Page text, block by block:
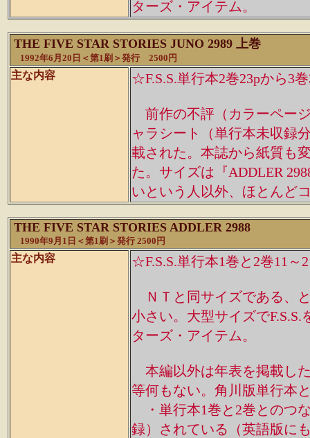
ターズ・アイテム。
THE FIVE STAR STORIES JUNO 2989 上巻
1992年6月20日＜第1刷＞発行 2500円
主な内容 ☆F.S.S.単行本2巻23pから3
前作の不評（カラーペー
ャラシート（単行本未収録
載された。本誌から紙質も
た。サイズは『ADDLER
いという人以外、ほとんど
THE FIVE STAR STORIES ADDLER 2988
1990年9月1日＜第1刷＞発行 2500円
主な内容 ☆F.S.S.単行本1巻と2巻11～
ＮＴと同サイズである、
小さい。大型サイズで
ターズ・アイテム。
本編以外は年表を掲載し
等何もない。角川版単行本
・単行本1巻と2巻とのつ
録）されている（英語版に